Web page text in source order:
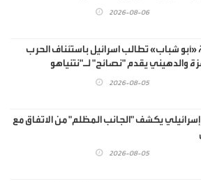
2026-08-06
شباب» تطالب اسرائيل باستئناف الحرب
والدهيني يقدم "نصائح" لـ"نتنياهو
2026-08-05
يكشف "الجانب المظلم" من الاتفاق مع
2026-08-05